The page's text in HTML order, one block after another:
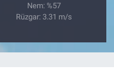
Nem: %57
Rüzgar: 3.31 m/s